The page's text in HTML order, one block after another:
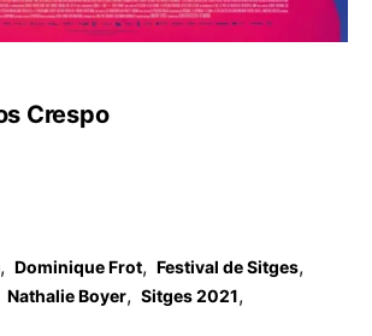
Crespo
, Dominique Frot, Festival de Sitges,
Nathalie Boyer, Sitges 2021,